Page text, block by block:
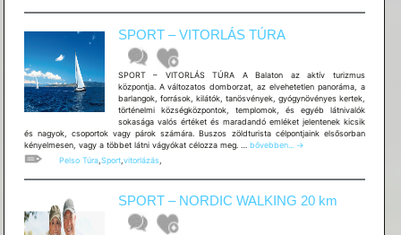
JÓGA
SPORT – VITORLÁS TÚRA
SPORT – VITORLÁS TÚRA A Balaton az aktív turizmus
központja. A változatos domborzat, az elvehetetlen panoráma, a
barlangok, források, kilátók, tanösvények, gyógynövényes kertek,
történelmi községközpontok, templomok, és egyéb látnivalók
sokasága valós értéket és maradandó emléket jelentenek kicsik
és nagyok, csoportok vagy párok számára. Buszos zöldturista célpontjaink elsősorban
kényelmesen, vagy a többet látni vágyókat célozza meg. … SPORT
TÚRA
bővebben...
→
Pelso Túra, Sport, vitorlázás,
SPORT – NORDIC WALKING 20 km